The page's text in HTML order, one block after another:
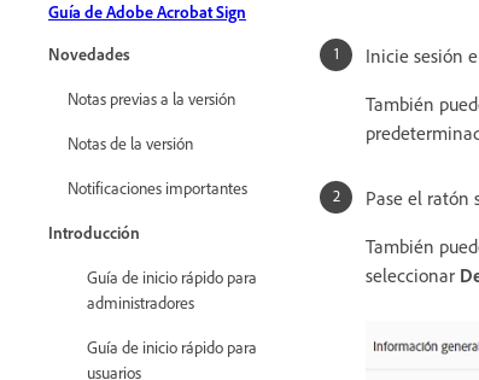
Guía de Adobe Acrobat Sign
Novedades
Notas previas a la versión
Notas de la versión
Notificaciones importantes
Introducción
Guía de inicio rápido para
administradores
Guía de inicio rápido para
usuarios
Inicie sesión
También
Pase el ratón
También
seleccionar